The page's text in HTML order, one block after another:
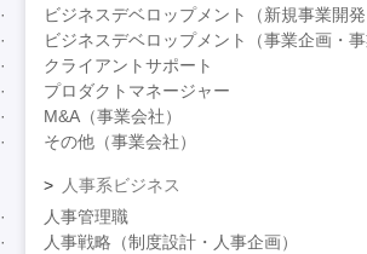
ビジネスデベロップメント（新規事業開発
ビジネスデベロップメント（事業企画・事
クライアントサポート
プロダクトマネージャー
M&A（事業会社）
その他（事業会社）
人事系ビジネス
人事管理職
人事戦略（制度設計・人事企画）